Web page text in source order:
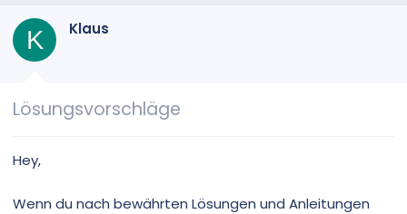
K Klaus
Lösungsvorschläge
Hey,
Wenn du nach bewährten Lösungen und Anleitungen